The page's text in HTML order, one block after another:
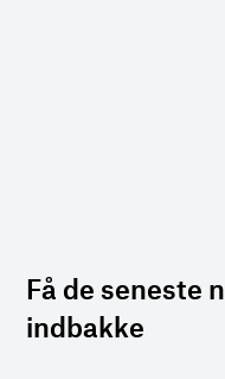
Få de seneste
indbakke